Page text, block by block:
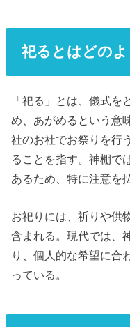
祀るとはどの
「祀る」とは、儀式を
め、あがめるという意
社のお社でお祭りを行
ることを指す。神棚で
あるため、特に注意を
お祀りには、祈りや供
含まれる。現代では、
り、個人的な希望に合
っている。